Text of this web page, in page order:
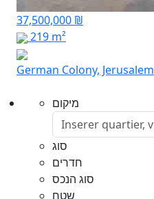
37,500,000 ₪
219 m²
German Colony, Jerusalem
מיקום
סוג
חדרים
סוג הנכס
שטח